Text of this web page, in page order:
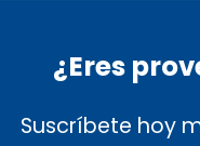
¿Eres
Suscríbete hoy